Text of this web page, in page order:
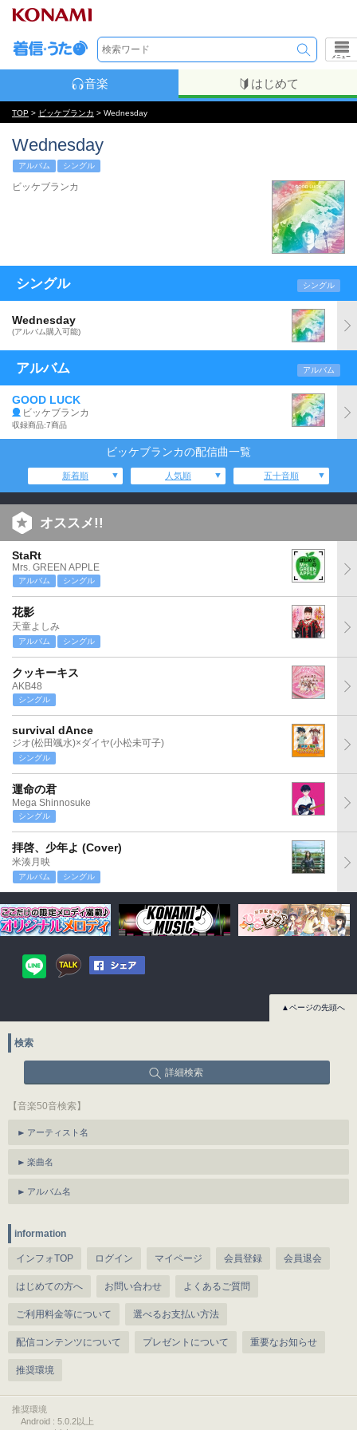
メニュー
音楽 はじめて
TOP > ビッケブランカ > Wednesday
Wednesday
アルバム シングル
ビッケブランカ
シングル シングル
Wednesday
(アルバム購入可能)
アルバム アルバム
GOOD LUCK
ビッケブランカ
収録商品:7商品
ビッケブランカの配信曲一覧
新着順 人気順 五十音順
オススメ!!
StaRt
Mrs. GREEN APPLE
アルバム シングル
花影
天童よしみ
アルバム シングル
クッキーキス
AKB48
シングル
survival dAnce
ジオ(松田颯水)×ダイヤ(小松未可子)
シングル
運命の君
Mega Shinnosuke
シングル
拝啓、少年よ (Cover)
米湊月映
アルバム シングル
▲ページの先頭へ
検索
詳細検索
【音楽50音検索】
アーティスト名
楽曲名
アルバム名
information
インフォTOP ログイン マイページ 会員登録 会員退会
はじめての方へ お問い合わせ よくあるご質問
ご利用料金等について 選べるお支払い方法
配信コンテンツについて プレゼントについて 重要なお知らせ
推奨環境
推奨環境
Android : 5.0.2以上